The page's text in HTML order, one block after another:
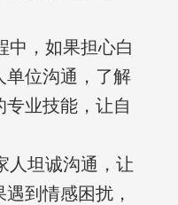
中，如果担心白
单位沟通，了解
业技能，让自
人坦诚沟通，让
到情感困扰，